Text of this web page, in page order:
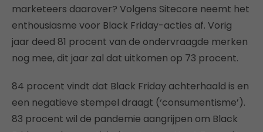
marketeers daarover? Volgens Sitecore neemt het
enthousiasme voor Black Friday-acties af. Vorig
jaar deed 81 procent van de ondervraagde merken
nog mee, dit jaar zal dat uitkomen op 73 procent.
84 procent vindt dat Black Friday achterhaald is en
een negatieve stempel draagt (‘consumentisme’).
83 procent wil de pandemie aangrijpen om Black